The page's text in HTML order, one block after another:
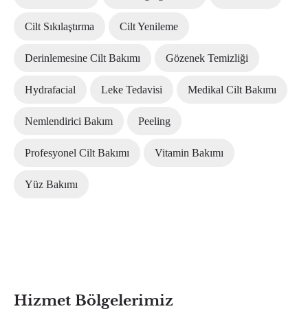
Cilt Sıkılaştırma Cilt Yenileme
Derinlemesine Cilt Bakımı Gözenek Temizliği
Hydrafacial Leke Tedavisi Medikal Cilt Bakımı
Nemlendirici Bakım Peeling
Profesyonel Cilt Bakımı Vitamin Bakımı
Yüz Bakımı
Hizmet Bölgelerimiz